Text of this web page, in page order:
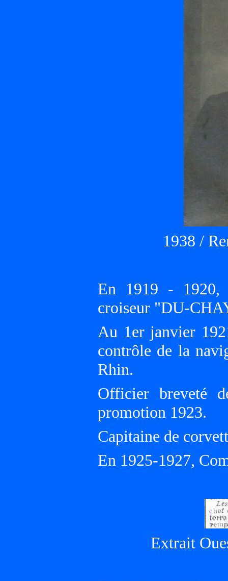
1938 /
En 1919 - 1920,
croiseur "DU-
Au 1er janvier
contrôle de la
Rhin.
Officier breveté
promotion 1923.
Capitaine de
En 1925-1927,
Extrait